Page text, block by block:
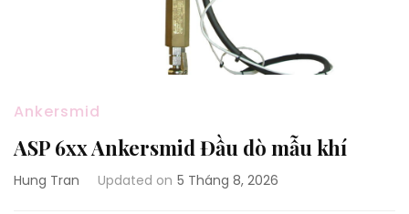
Ankersmid
ASP 6xx Ankersmid Đầu dò mẫu khí
Hung Tran Updated on 5 Tháng 8, 2026